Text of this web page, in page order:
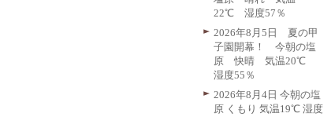
22℃ 湿度57％
2026年8月5日 夏の甲
子園開幕！ 今朝の塩
原 快晴 気温20℃
湿度55％
2026年8月4日 今朝の塩
原 くもり 気温19℃ 湿度